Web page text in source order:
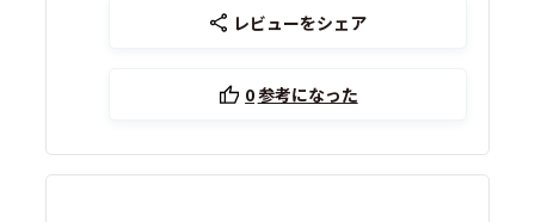
レビューをシェア
0参考になった